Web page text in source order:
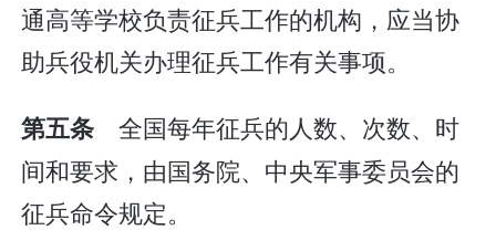
通高等学校负责征兵工作的机构，应当协
助兵役机关办理征兵工作有关事项。
第五条 全国每年征兵的人数、次数、时
间和要求，由国务院、中央军事委员会的
征兵命令规定。